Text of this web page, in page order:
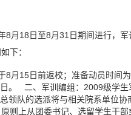
8月 18 日 至8月31 日期间进行，
下：
8月 15日前返校；准备动员时间为
日。 二、军训编组： 2009级学生
领队的选派将与相关院系单位协
则上从团委书记、选留学生干